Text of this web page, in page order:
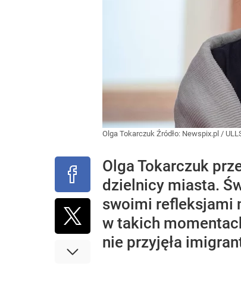
Olga Tokarczuk Źródło: Newspix.pl /
Olga Tokarczuk
dzielnicy miasta.
swoimi refleksjami
w takich
nie przyjęła